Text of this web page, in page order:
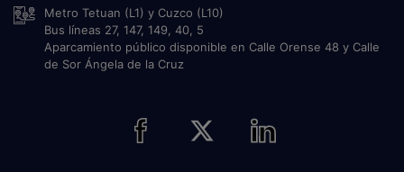
Metro Tetuan (L1) y Cuzco (L10)
Bus líneas 27, 147, 149, 40, 5
Aparcamiento público disponible en Calle Orense 48 y Calle
de Sor Ángela de la Cruz